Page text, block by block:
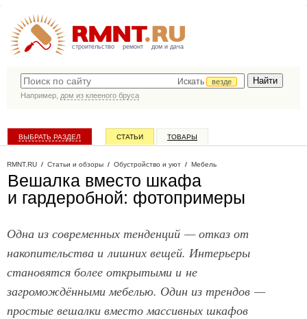
строительство ремонт дом и дача
Искать
везде
Например, дом из клееного бруса
ВЫБРАТЬ РАЗДЕЛ СТАТЬИ ТОВАРЫ
RMNT.RU / Статьи и обзоры / Обустройство и уют / Мебель
Вешалка вместо шкафа
и гардеробной: фотопримеры
Одна из современных тенденций — отказ от
накопительства и лишних вещей. Интерьеры
становятся более открытыми и не
загромождёнными мебелью. Один из трендов —
простые вешалки вместо массивных шкафов